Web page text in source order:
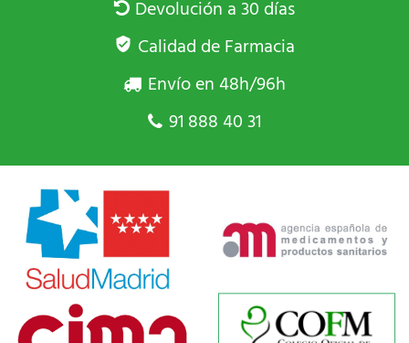
Devolución a 30 días
Calidad de Farmacia
Envío en 48h/96h
91 888 40 31